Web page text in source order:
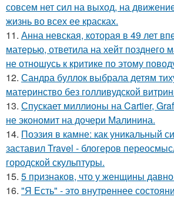
совсем нет сил на выход, на
жизнь во всех ее красках.
11. Анна невская, которая в 49 лет
матерью, ответила на хейт позднего
не отношусь к критике по этому
12. Сандра буллок выбрала детям
материнство без голливудской
13. Спускает миллионы на Cartier,
не экономит на дочери Малинина.
14. Поэзия в камне: как уникальный
заставил Travel - блогеров
городской скульптуры.
15. 5 признаков, что у женщины
16. "Я Есть" - этo внутpeннее